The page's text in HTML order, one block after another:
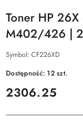
Toner HP 26X
M402/426 |
Symbol: CF226XD
Dostępność: 12szt.
cena:
2306.25